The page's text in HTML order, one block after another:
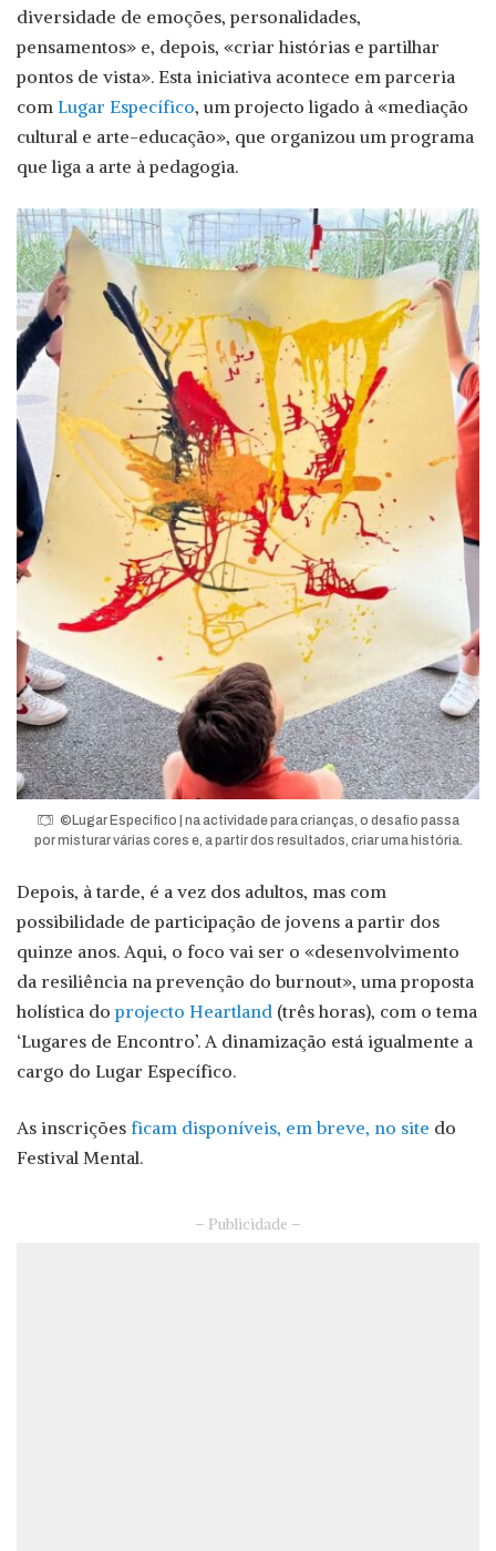
diversidade de emoções, personalidades,
pensamentos» e, depois, «criar histórias e partilhar
pontos de vista». Esta iniciativa acontece em parceria
com Lugar Específico, um projecto ligado à «mediação
cultural e arte-educação», que organizou um programa
que liga a arte à pedagogia.
©Lugar Especifico | na actividade para crianças, o desafio passa
por misturar várias cores e, a partir dos resultados, criar uma história.
Depois, à tarde, é a vez dos adultos, mas com
possibilidade de participação de jovens a partir dos
quinze anos. Aqui, o foco vai ser o «desenvolvimento
da resiliência na prevenção do burnout», uma proposta
holística doprojecto Heartland (três horas), com o tema
‘Lugares de Encontro’. A dinamização está igualmente a
cargo do Lugar Específico.
As inscrições ficam disponíveis, em breve, no site do
Festival Mental.
– Publicidade –